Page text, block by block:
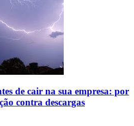
de cair na sua empresa: por
contra descargas